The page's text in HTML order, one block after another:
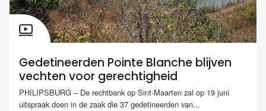
Gedetineerden Pointe Blanche blijven
vechten voor gerechtigheid
PHILIPSBURG – De rechtbank op Sint-Maarten zal op 19 juni
uitspraak doen in de zaak die 37 gedetineerden van...